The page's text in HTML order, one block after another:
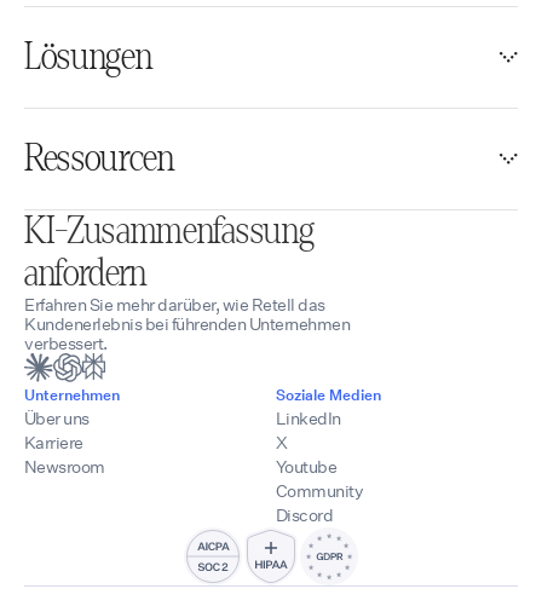
Lösungen
Ressourcen
KI-Zusammenfassung
anfordern
Erfahren Sie mehr darüber, wie Retell das
Kundenerlebnis bei führenden Unternehmen
verbessert.
Unternehmen
Über uns
Karriere
Newsroom
Soziale Medien
LinkedIn
X
Youtube
Community
Discord